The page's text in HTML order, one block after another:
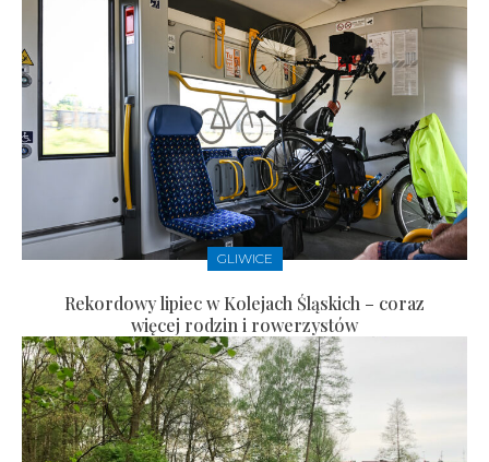
GLIWICE
Rekordowy lipiec w Kolejach Śląskich – coraz
więcej rodzin i rowerzystów